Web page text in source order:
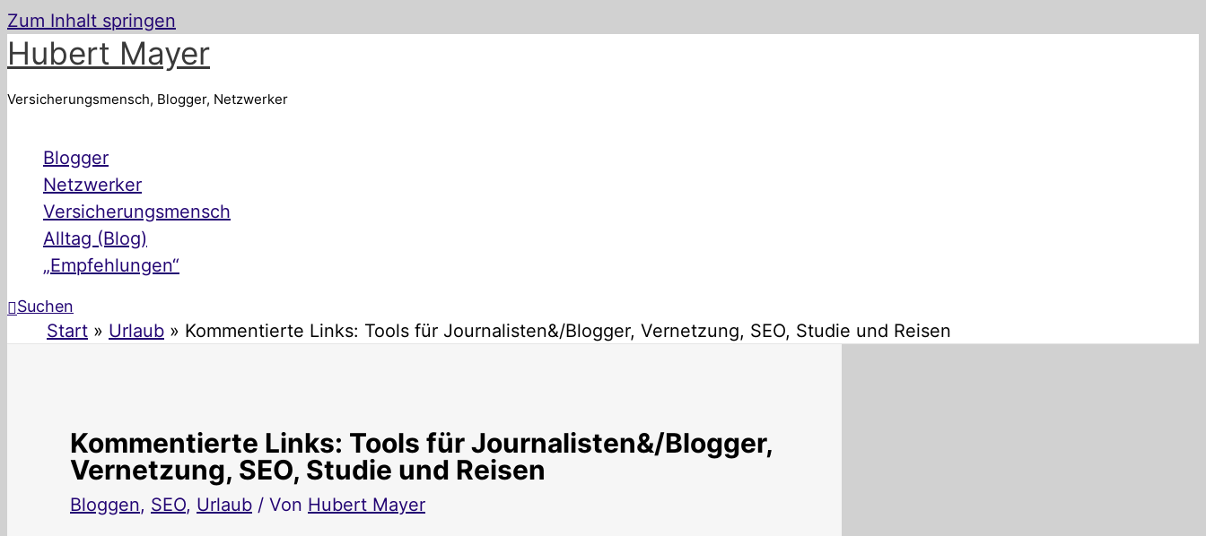
Zum Inhalt springen
Hubert Mayer
Versicherungsmensch, Blogger, Netzwerker
Blogger
Netzwerker
Versicherungsmensch
Alltag (Blog)
„Empfehlungen“
Suchen
Start Urlaub Kommentierte Links: Tools für Journalisten&/Blogger, Vernetzung, SEO, Studie und Reisen
Kommentierte Links: Tools für Journalisten&/Blogger,
Vernetzung, SEO, Studie und Reisen
Bloggen, SEO, Urlaub / Von Hubert Mayer